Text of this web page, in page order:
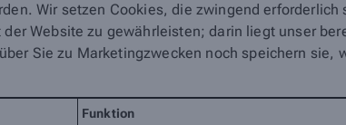
Wir setzen Cookies, die zwingend
Website zu gewährleisten; darin liegt unser
Sie zu Marketingzwecken noch speichern sie,
Funktion